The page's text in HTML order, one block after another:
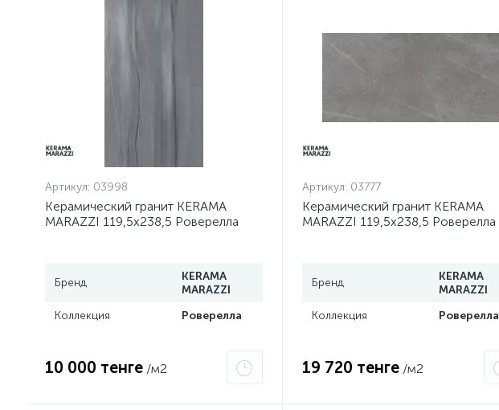
Артикул: 03998
Керамический гранит KERAMA
MARAZZI 119,5х238,5 Роверелла
Бренд
KERAMA
MARAZZI
Коллекция
Роверелла
10 000 тенге /м2
Артикул: 03777
Керамический гранит KERAMA
MARAZZI 119,5х238,5 Роверелла
Бренд
KERAMA
MARAZZI
Коллекция
Роверелла
19 720 тенге /м2